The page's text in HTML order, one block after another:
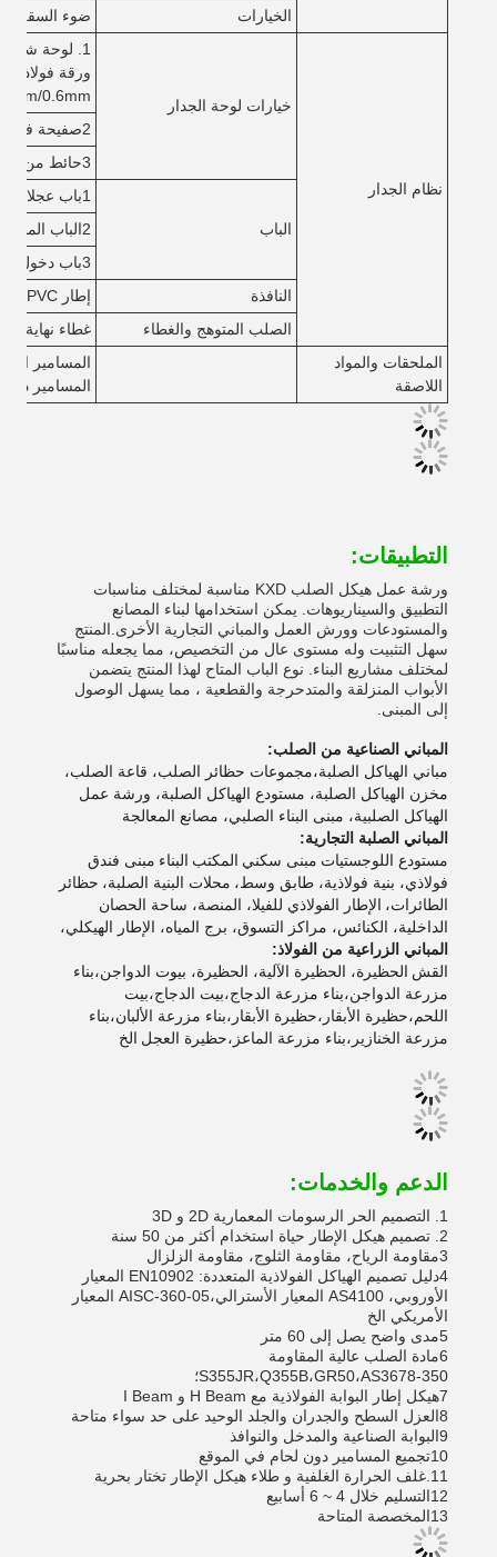
الخيارات
ضوء السقف 1.8 ملم ورقة البلاستيك والهواء الفولاذ المقاوم للصدأ
نظام الجدار
خيارات لوحة الجدار
0.6mm
2صفيحة فولاذية، سمك 0.4mm/0.5mm
3حائط من الطوب (مقدم من قبل العميل)
الباب
1باب عجلات للشاحنة، حجم مخصص
2الباب المنزلق للشاحنة، حجم مخصص
3باب دخول، باب فولاذي، باب زجاجي، إلخ
النافذة
إطار PVC أو الألومنيوم ، ثابت ، هزاز ، مزلق ، شاشة الخ ، حجم مخصص
الصلب المتوهج والغطاء
غطاء نهاية
الملحقات والمواد
اللاصقة
المسامير
المسامير
التطبيقات:
ورشة عمل هيكل الصلب KXD مناسبة لمختلف مناسبات
التطبيق والسيناريوهات. يمكن استخدامها لبناء المصانع
والمستودعات وورش العمل والمباني التجارية الأخرى.المنتج
سهل التثبيت وله مستوى عال من التخصيص، مما يجعله مناسبًا
لمختلف مشاريع البناء. نوع الباب المتاح لهذا المنتج يتضمن
الأبواب المنزلقة والمتدحرجة والقطعية ، مما يسهل الوصول
إلى المبنى.
المباني الصناعية من الصلب:
مباني الهياكل الصلبة،مجموعات حظائر الصلب، قاعة الصلب،
مخزن الهياكل الصلبة، مستودع الهياكل الصلبة، ورشة عمل
الهياكل الصلبية، مبنى البناء الصلبي، مصانع المعالجة
المباني الصلبة التجارية:
مستودع اللوجستيات مبنى سكني المكتب البناء مبنى فندق
فولاذي، بنية فولاذية، طابق وسط، محلات البنية الصلبة، حظائر
الطائرات، الإطار الفولاذي للفيلا، المنصة، ساحة الحصان
الداخلية، الكنائس، مراكز التسوق، برج المياه، الإطار الهيكلي،
المباني الزراعية من الفولاذ:
القش الحظيرة، الحظيرة الآلية، الحظيرة، بيوت الدواجن،بناء
مزرعة الدواجن،بناء مزرعة الدجاج،بيت الدجاج،بيت
اللحم،حظيرة الأبقار،حظيرة الأبقار،بناء مزرعة الألبان،بناء
مزرعة الخنازير،بناء مزرعة الماعز،حظيرة العجل الخ
الدعم والخدمات:
1. التصميم الحر الرسومات المعمارية 2D و 3D
2. تصميم هيكل الإطار حياة استخدام أكثر من 50 سنة
3مقاومة الرياح، مقاومة الثلوج، مقاومة الزلزال
4دليل تصميم الهياكل الفولاذية المتعددة: EN10902 المعيار
الأوروبي، AS4100 المعيار الأسترالي،AISC-360-05 المعيار
الأمريكي الخ
5مدى واضح يصل إلى 60 متر
6مادة الصلب عالية المقاومة
S355JR،Q355B،GR50،AS3678-350؛
7هيكل إطار البوابة الفولاذية مع H Beam و I Beam
8العزل السطح والجدران والجلد الوحيد على حد سواء متاحة
9البوابة الصناعية والمدخل والنوافذ
10تجميع المسامير دون لحام في الموقع
11.غلف الحرارة الغلفية و طلاء هيكل الإطار تختار بحرية
12التسليم خلال 4 ~ 6 أسابيع
13المخصصة المتاحة